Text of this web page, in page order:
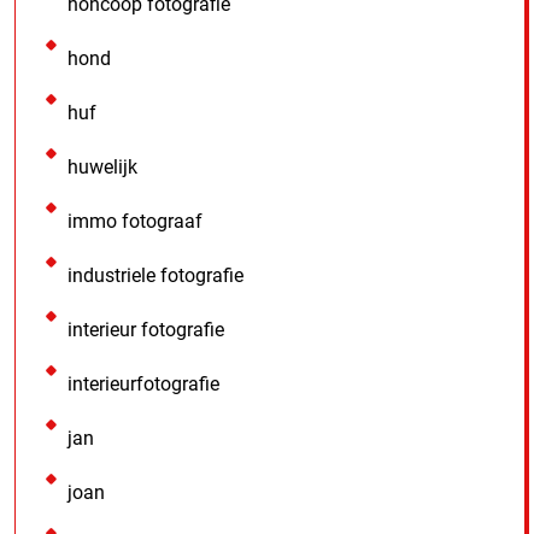
hond
huf
huwelijk
immo fotograaf
industriele fotografie
interieur fotografie
interieurfotografie
jan
joan